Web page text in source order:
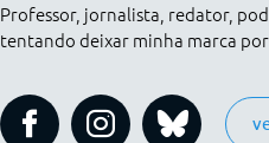
Professor, jornalista, redator,
tentando deixar minha marca